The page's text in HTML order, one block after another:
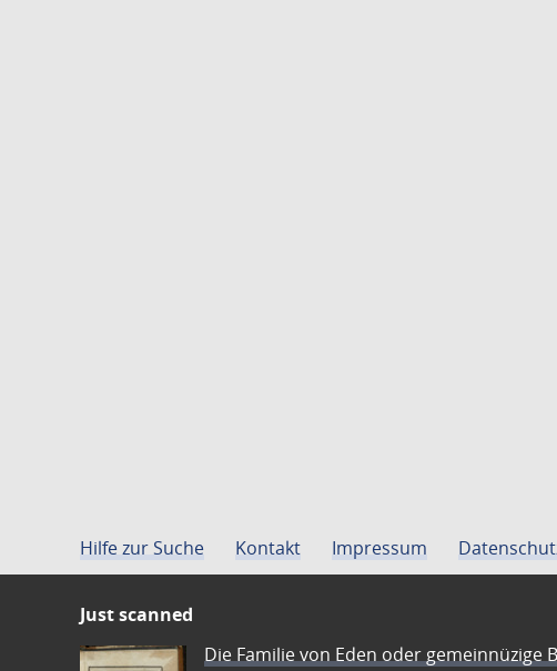
Hilfe zur Suche Kontakt Impressum
Just scanned
Die Familie von Eden oder gemeinnüzige